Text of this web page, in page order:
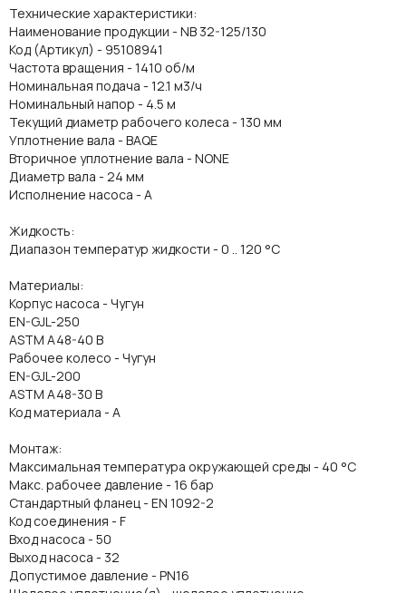
Технические характеристики:
Наименование продукции - NB 32-125/130
Код (Артикул) - 95108941
Частота вращения - 1410 об/м
Номинальная подача - 12.1 м3/ч
Номинальный напор - 4.5 м
Текущий диаметр рабочего колеса - 130 мм
Уплотнение вала - BAQE
Вторичное уплотнение вала - NONE
Диаметр вала - 24 мм
Исполнение насоса - A
Жидкость:
Диапазон температур жидкости - 0 .. 120 °C
Материалы:
Корпус насоса - Чугун
EN-GJL-250
ASTM A48-40 B
Рабочее колесо - Чугун
EN-GJL-200
ASTM A48-30 B
Код материала - A
Монтаж:
Максимальная температура окружающей среды - 40 °C
Макс. рабочее давление - 16 бар
Стандартный фланец - EN 1092-2
Код соединения - F
Вход насоса - 50
Выход насоса - 32
Допустимое давление - PN16